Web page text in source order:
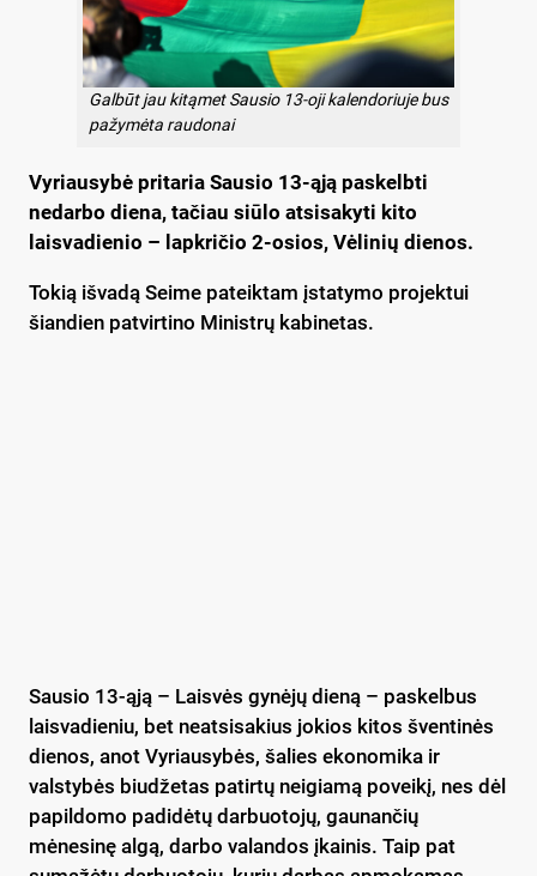
Galbūt jau kitąmet Sausio 13-oji kalendoriuje bus
pažymėta raudonai
Vyriausybė pritaria Sausio 13-ąją paskelbti
nedarbo diena, tačiau siūlo atsisakyti kito
laisvadienio – lapkričio 2-osios, Vėlinių dienos.
Tokią išvadą Seime pateiktam įstatymo projektui
šiandien patvirtino Ministrų kabinetas.
Sausio 13-ąją – Laisvės gynėjų dieną – paskelbus
laisvadieniu, bet neatsisakius jokios kitos šventinės
dienos, anot Vyriausybės, šalies ekonomika ir
valstybės biudžetas patirtų neigiamą poveikį, nes dėl
papildomo padidėtų darbuotojų, gaunančių
mėnesinę algą, darbo valandos įkainis. Taip pat